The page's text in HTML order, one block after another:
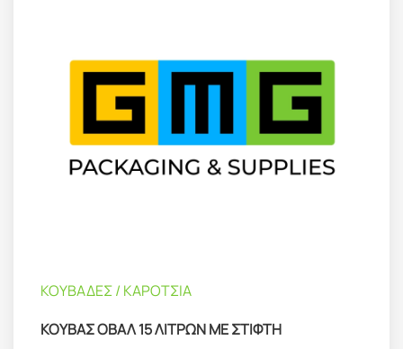
ΚΟΥΒΑΔΕΣ / ΚΑΡΟΤΣΙΑ
ΚΟΥΒΑΣ ΟΒΑΛ 15 ΛΙΤΡΩΝ ΜΕ ΣΤΙΦΤΗ